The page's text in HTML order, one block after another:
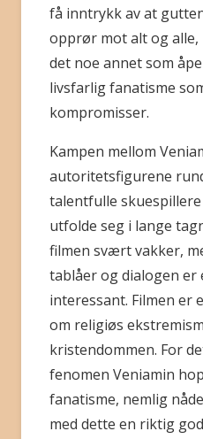
få inntrykk av at
opprør mot alt og
det noe annet som
livsfarlig fanatisme
kompromisser.
Kampen mellom
autoritetsfigurene
talentfulle
utfolde seg i lange
filmen svært vakker,
tablåer og dialogen er
interessant. Filmen er
om religiøs
kristendommen. For
fenomen Veniamin
fanatisme, nemlig
med dette en riktig